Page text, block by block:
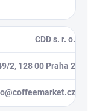
CDD s. r. o.
2, 128 00 Praha 2